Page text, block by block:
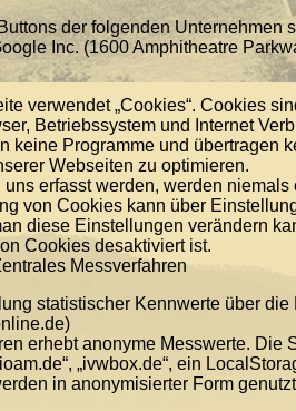
der folgenden Unternehmen
Inc. (1600 Amphitheatre
verwendet „Cookies“. Cookies
Betriebssystem und Internet
keine Programme und übertragen
Webseiten zu optimieren.
uns erfasst werden, werden
von Cookies kann über
diese Einstellungen verändern
Cookies desaktiviert ist.
Messverfahren
statistischer Kennwerte über
erhebt anonyme Messwerte.
„ivwbox.de“, ein
in anonymisierter Form